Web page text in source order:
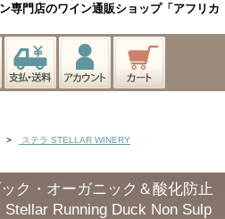
専門店のワイン通販ショップ「アフリカ
>
ステラ STELLAR WINERY
ク・オーガニック＆酸化防止
Running Duck Non Sulp